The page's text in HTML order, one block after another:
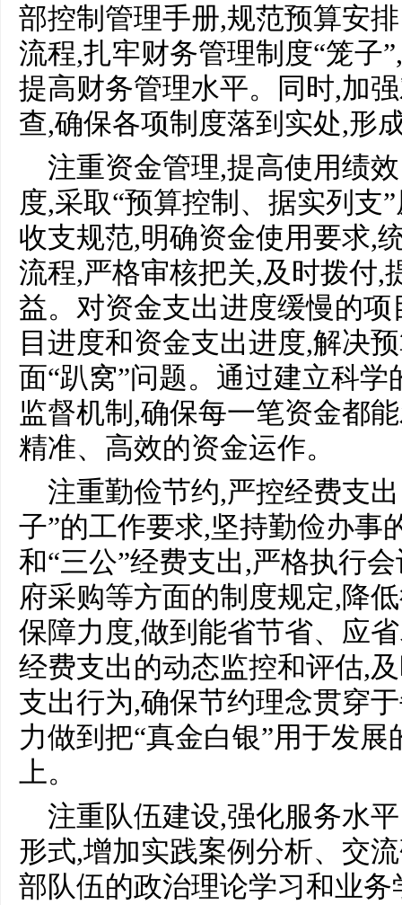
部控制管理手册,规范预算安
流程,扎牢财务管理制度“笼子
提高财务管理水平。同时,加
查,确保各项制度落到实处,形
注重资金管理,提高使用绩
度,采取“预算控制、据实列支
收支规范,明确资金使用要求,
流程,严格审核把关,及时拨付,
益。对资金支出进度缓慢的
目进度和资金支出进度,解决
面“趴窝”问题。通过建立科
监督机制,确保每一笔资金都
精准、高效的资金运作。
注重勤俭节约,严控经费支
子”的工作要求,坚持勤俭办事
和“三公”经费支出,严格执行
府采购等方面的制度规定,降
保障力度,做到能省节省、应
经费支出的动态监控和评估,
支出行为,确保节约理念贯穿
力做到把“真金白银”用于发
上。
注重队伍建设,强化服务水
形式,增加实践案例分析、交
部队伍的政治理论学习和业